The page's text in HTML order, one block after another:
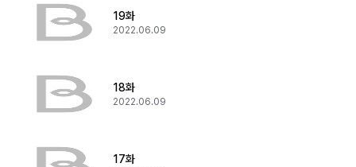
19화
2022.06.09
18화
2022.06.09
17화